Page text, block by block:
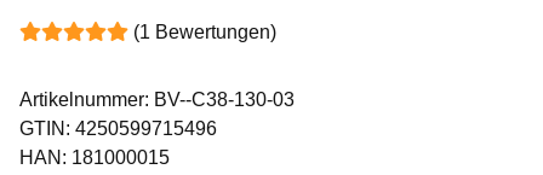
(1 Bewertungen)
Artikelnummer: BV--C38-130-03
GTIN: 4250599715496
HAN: 181000015